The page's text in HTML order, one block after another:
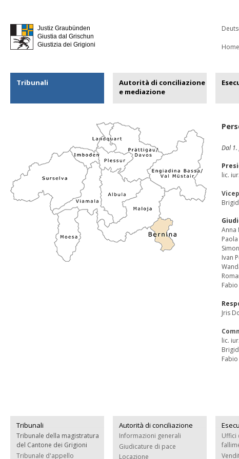
Justiz Graubünden
Giustia dal Grischun
Giustizia dei Grigioni
Home
Tribunali
Autorità di conciliazione
e mediazione
Dal
lic.
Anna
Ivan
Jris
lic.
Tribunali
Tribunale della magistratura
del Cantone dei Grigioni
Tribunale d'appello
Autorità di conciliazione
Informazioni generali
Giudicature di pace
Locazione
Uffici